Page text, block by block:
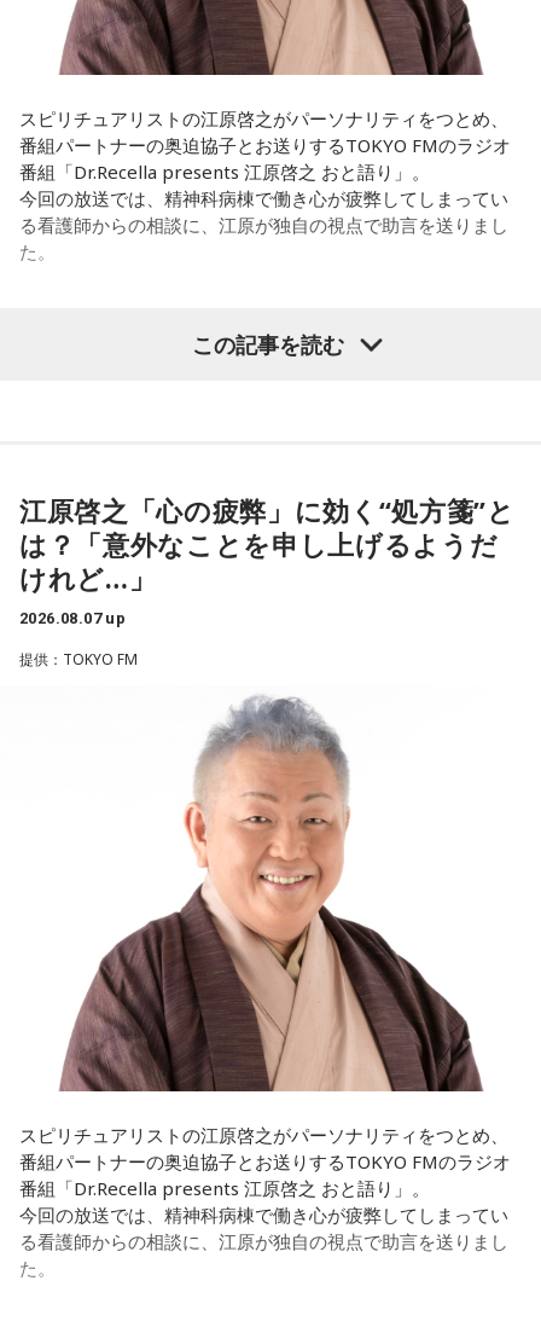
海：アニメでは、マンガ大好きな女の子が、同人誌とかを売
るようなイベントに行って「自分でも描けるんだ！」と思っ
て、そこから自分で描き始めるんですけど、それが私自身の
「あ、自分もバンドできるんだ」みたいな、そういうときの
ワクワク感のようなものが、いろんな不安や葛藤を飛び越え
ちゃうみたいな、そういうバイタリティのある曲だなと思い
ます。歌詞は自分と向き合っている部分も結構あるんですけ
ど、音像がかなり爽やかなので、そういうものを飛び越えて
次回8月8日（土）の放送は、シンガーソングライター・バー
※放送エリア外の方は、プレミアム会員の登録でご利用いた
だけます。
----------------------------------------------------
＜番組概要＞
番組名：JA全農 COUNTDOWN JAPAN
放送エリア：TOKYO FMをはじめとする、JFN全国38局ネッ
放送日時：毎週土曜 13:00～13:53
パーソナリティ：遠山大輔（グランジ）、潮紗理菜
https://www.tfm.co.jp/countdownjapan/
まで作ってきたライブでやる曲やバンドでやる曲の作り方と
は全然違って……ドラマの映像にいかに没頭させるかが重要と
いうか。リーガルリリーでは、音楽を聴いてほしくて作って
いるんですけれど、ドラマの音楽は、映像を観てもらわない
といけないので、逆に聴いてもらったらダメなんですよ。だ
から、音楽を通して真逆な作り方を体験できて、めちゃめち
ゃ面白かったです。
ほのか・海：ありがとうございます。
潮：「コニファー」はテレビアニメ「これ描いて死ね」のエ
ンディングテーマとなっています。
ね？
遠山：この楽曲はどこから作り始めました？
ほのか：「これ描いて死ね」は、マンガを描くことを題材に
した作品なんですけど、まずは原作を読みました。それで、0
から1にするときに、心のなかで薪をくべて火種を燃やしてい
く。そして、風が吹いてめちゃめちゃ燃えていくみたいな。
そういったものを絶やさずに「自分だけでやっていくぞ！」
みたいな気持ちと、私がお家で音楽を作っているとき
の……“色”かな？ その色がすごく一致している部分があったの
で、今回はアニメのエンディングテーマとして曲を書かせて
もらったんですけど、結構パーソナルな部分が出た作品にな
りました。
遠山：自分自身の内面をすごく辿って探っている曲ですよ
ね？
ほのか：はい。私は「自分自身を分かってみたい」という気
持ちで作品を作っていて、もしかしたら皆さんも何かを作る
ときって、自分自身を分かってみたいから作るんじゃないか
なと思って、そういう曲を作りました。
スピリチュアリストの江原啓之がパーソナリティをつとめ、
番組パートナーの奥迫協子とお送りするTOKYO FMのラジオ
番組「Dr.Recella presents 江原啓之 おと語り」。
今回の放送では、精神科病棟で働き心が疲弊してしまってい
る看護師からの相談に、江原が独自の視点で助言を送りまし
た。
れることがあります。病気だからと割り切って仕事に就いて
いるのですが、心が疲れてきています。私生活は充実してお
り、夫と新しく家を建てるためにも仕事は辞められません。
仕事がつらいからこそ私生活が充実する、幸せになるぞとい
の心持ちについてアドバイスをいただけないでしょうか？
――患者からの暴言や暴力に心が折れそうになりながらも、
過酷な現場で奮闘する看護師の相談に対し、江原は「意外な
ことを申し上げるようだけれど……」と前置きした上で、具体
的なアドバイスを提示しました。
江原：私はね、ちょっと意外なことを申し上げるようだけれ
ど、「体力」だと思います。やっぱり、ちゃんと食べて、よ
く寝る。で、やっぱり看護師さんって不規則でしょう？ 夜勤
とかね。いろいろとシフトがあるから、身体のコンディショ
ンを持っていくのがとっても大変だと思うの。
これ、ばかにならなくて、私、いつもフィジカルとスピリチ
ュアルというものは、いつも同じく同等に思わなきゃダメだ
と言っているんです。昔から「健全な身体に健全な精神宿
それは、例えばご病気の方とかはダメだとか、そういう風に
差別しているわけではなくてね。私達、コンディションが良
いと心のコンディションも良くなりません？ やっぱり、寝不
足のときってちょっとネガティブになっちゃったり、笑顔が
ちょっと欠けちゃったりね。
この記事を読む
江原啓之「心の疲弊」に効く“処方箋”と
は？「意外なことを申し上げるようだ
けれど…」
2026.08.07 up
提供：TOKYO FM
スピリチュアリストの江原啓之がパーソナリティをつとめ、
番組パートナーの奥迫協子とお送りするTOKYO FMのラジオ
番組「Dr.Recella presents 江原啓之 おと語り」。
今回の放送では、精神科病棟で働き心が疲弊してしまってい
る看護師からの相談に、江原が独自の視点で助言を送りまし
た。